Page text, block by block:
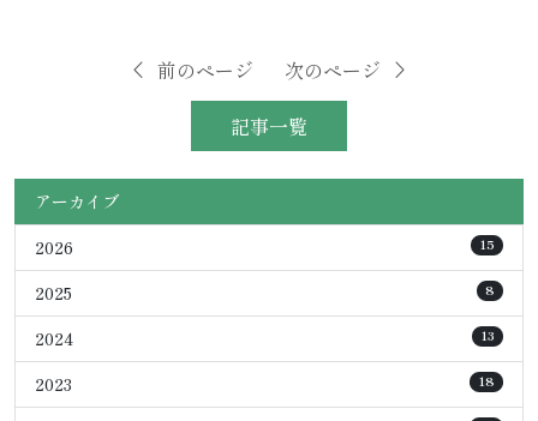
前のページ
記事一覧
次のページ
アーカイブ
2026
15
2025 8
2024 13
2023 18